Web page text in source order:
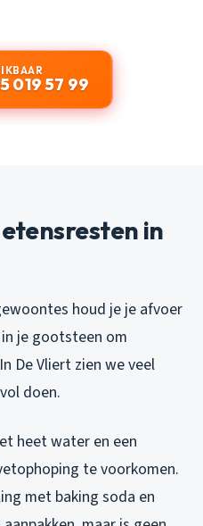
019 57 99
in
houd je je afvoer
je gootsteen om
De Vliert zien we veel
doen.
heet water en een
te voorkomen.
met baking soda en